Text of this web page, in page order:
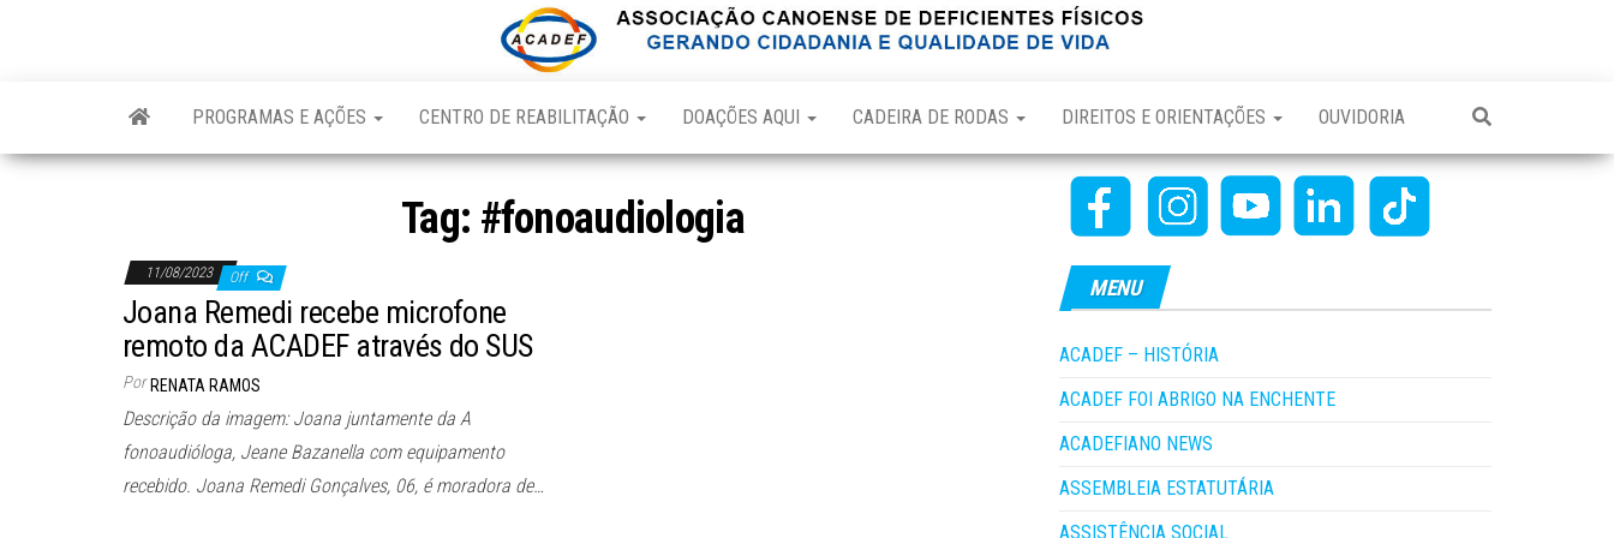
PROGRAMAS E AÇÕES CENTRO DE REABILITAÇÃO DOAÇÕES AQUI CADEIRA DE RODAS DIREITOS E ORIENTAÇÕES OUVIDORIA
Tag: #fonoaudiologia
11/08/2023 Off
Joana Remedi recebe microfone
remoto da ACADEF através do SUS
Por RENATA RAMOS
Descrição da imagem: Joana juntamente da A
fonoaudióloga, Jeane Bazanella com equipamento
recebido. Joana Remedi Gonçalves, 06, é moradora de…
MENU
ACADEF – HISTÓRIA
ACADEF FOI ABRIGO NA ENCHENTE
ACADEFIANO NEWS
ASSEMBLEIA ESTATUTÁRIA
ASSISTÊNCIA SOCIAL